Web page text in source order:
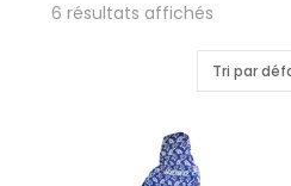
6 résultats affichés